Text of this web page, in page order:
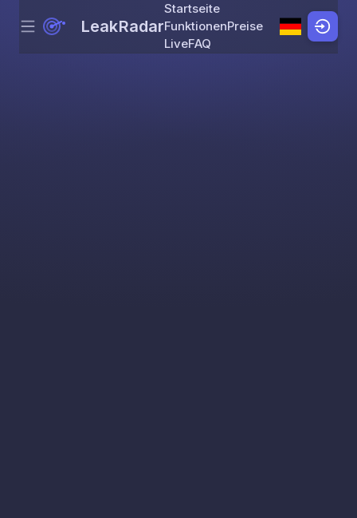
Skip to content
Menu LeakRadar
Startseite
FunktionenPreise
LiveFAQ